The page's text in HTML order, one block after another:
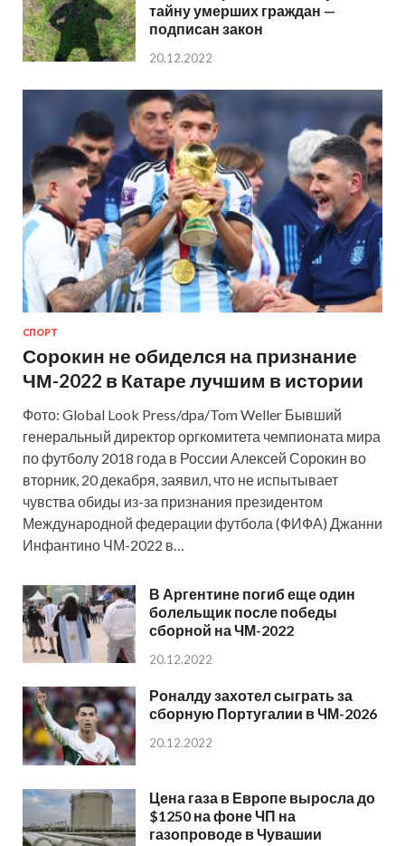
тайну умерших граждан —
подписан закон
20.12.2022
СПОРТ
Сорокин не обиделся на признание
ЧМ-2022 в Катаре лучшим в истории
Фото: Global Look Press/dpa/Tom Weller Бывший
генеральный директор оргкомитета чемпионата мира
по футболу 2018 года в России Алексей Сорокин во
вторник, 20 декабря, заявил, что не испытывает
чувства обиды из-за признания президентом
Международной федерации футбола (ФИФА) Джанни
Инфантино ЧМ-2022 в…
В Аргентине погиб еще один
болельщик после победы
сборной на ЧМ-2022
20.12.2022
Роналду захотел сыграть за
сборную Португалии в ЧМ-2026
20.12.2022
Цена газа в Европе выросла до
$1250 на фоне ЧП на
газопроводе в Чувашии